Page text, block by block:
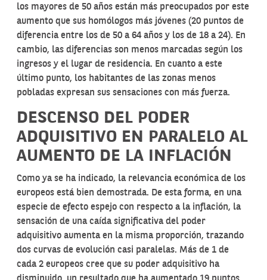
los mayores de 50 años están más preocupados por este
aumento que sus homólogos más jóvenes (20 puntos de
diferencia entre los de 50 a 64 años y los de 18 a 24). En
cambio, las diferencias son menos marcadas según los
ingresos y el lugar de residencia. En cuanto a este
último punto, los habitantes de las zonas menos
pobladas expresan sus sensaciones con más fuerza.
DESCENSO DEL PODER
ADQUISITIVO EN PARALELO AL
AUMENTO DE LA INFLACIÓN
Como ya se ha indicado, la relevancia económica de los
europeos está bien demostrada. De esta forma, en una
especie de efecto espejo con respecto a la inflación, la
sensación de una caída significativa del poder
adquisitivo aumenta en la misma proporción, trazando
dos curvas de evolución casi paralelas. Más de 1 de
cada 2 europeos cree que su poder adquisitivo ha